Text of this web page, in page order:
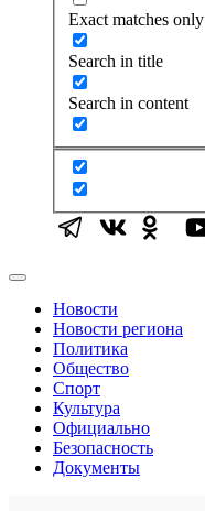
Exact matches only
Search in title
Search in content
Новости
Новости региона
Политика
Общество
Спорт
Культура
Официально
Безопасность
Документы